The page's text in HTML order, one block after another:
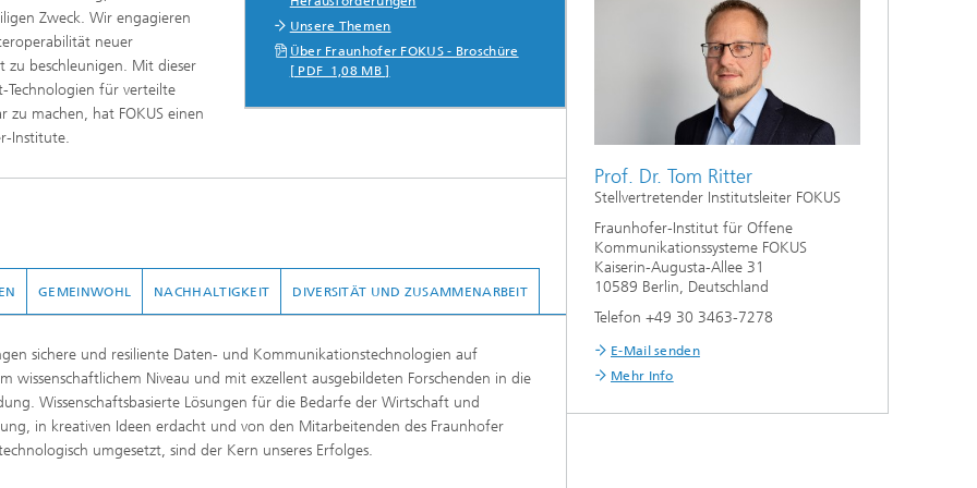
Zweck. Wir engagieren
neuer
zu beschleunigen. Mit dieser
für verteilte
zu machen, hat FOKUS einen
Institute.
Unsere Themen
Über Fraunhofer FOKUS - Broschüre
[ PDF 1,08 MB ]
sichere und resiliente Daten- und Kommunikationstechnologien auf
wissenschaftlichem Niveau und mit exzellent ausgebildeten Forschenden in die
Wissenschaftsbasierte Lösungen für die Bedarfe der Wirtschaft und
in kreativen Ideen erdacht und von den Mitarbeitenden des Fraunhofer
umgesetzt, sind der Kern unseres Erfolges.
GEMEINWOHL NACHHALTIGKEIT DIVERSITÄT UND ZUSAMMENARBEIT
Prof. Dr. Tom Ritter
Stellvertretender Institutsleiter FOKUS
Fraunhofer-Institut für Offene
Kommunikationssysteme FOKUS
Kaiserin-Augusta-Allee 31
10589 Berlin, Deutschland
Telefon +49 30 3463-7278
E-Mail senden
Mehr Info